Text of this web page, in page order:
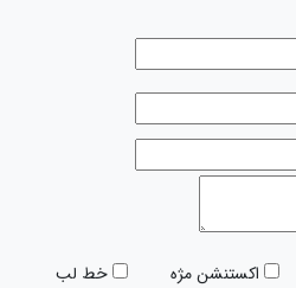
اکستنشن مژه
خط لب